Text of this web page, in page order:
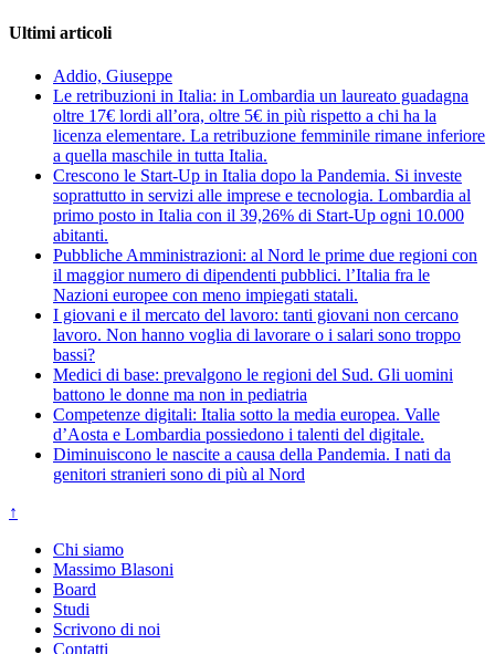
Ultimi articoli
Addio, Giuseppe
Le retribuzioni in Italia: in Lombardia un laureato guadagna
oltre 17€ lordi all’ora, oltre 5€ in più rispetto a chi ha la
licenza elementare. La retribuzione femminile rimane inferiore
a quella maschile in tutta Italia.
Crescono le Start-Up in Italia dopo la Pandemia. Si investe
soprattutto in servizi alle imprese e tecnologia. Lombardia al
primo posto in Italia con il 39,26% di Start-Up ogni 10.000
abitanti.
Pubbliche Amministrazioni: al Nord le prime due regioni con
il maggior numero di dipendenti pubblici. l’Italia fra le
Nazioni europee con meno impiegati statali.
I giovani e il mercato del lavoro: tanti giovani non cercano
lavoro. Non hanno voglia di lavorare o i salari sono troppo
bassi?
Medici di base: prevalgono le regioni del Sud. Gli uomini
battono le donne ma non in pediatria
Competenze digitali: Italia sotto la media europea. Valle
d’Aosta e Lombardia possiedono i talenti del digitale.
Diminuiscono le nascite a causa della Pandemia. I nati da
genitori stranieri sono di più al Nord
↑
Chi siamo
Massimo Blasoni
Board
Studi
Scrivono di noi
Contatti